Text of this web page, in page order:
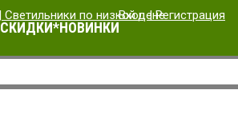
Вход|Регистрация
СКИДКИ*НОВИНКИ